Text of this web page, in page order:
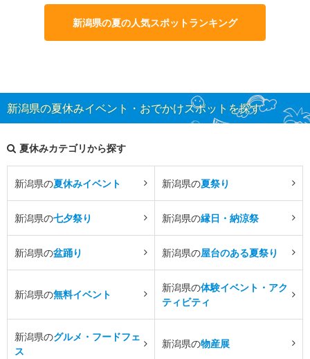
新潟県の夏の人気スポットランキング
新潟県の夏休みイベント・おでかけスポットを探す
夏休みカテゴリから探す
新潟県の夏休みイベント 新潟県の夏祭り
新潟県の七夕祭り 新潟県の縁日・納涼祭
新潟県の盆踊り 新潟県の屋台のある夏祭り
新潟県の無料イベント
新潟県の体験イベント・アク
ティビティ
新潟県のグルメ・フードフェ
ス
新潟県の物産展